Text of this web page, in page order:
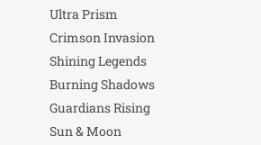
Ultra Prism
Crimson Invasion
Shining Legends
Burning Shadows
Guardians Rising
Sun & Moon